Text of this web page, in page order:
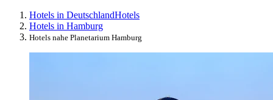
Hotels in DeutschlandHotels
Hotels in Hamburg
Hotels nahe Planetarium Hamburg